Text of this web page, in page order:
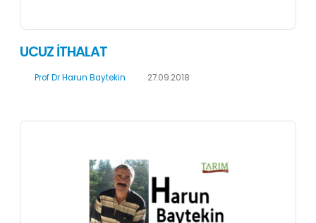
UCUZ İTHALAT
Prof Dr Harun Baytekin 27.09.2018